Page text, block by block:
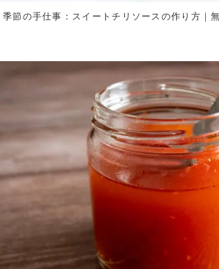
季節の手仕事：スイートチリソースの作り方｜